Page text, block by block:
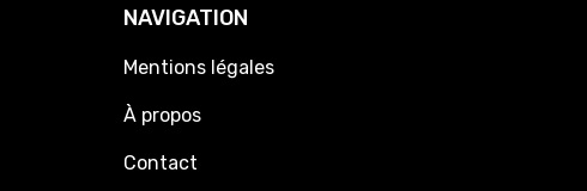
NAVIGATION
Mentions légales
À propos
Contact